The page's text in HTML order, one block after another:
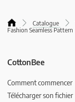
Catalogue
Fashion Seamless Pattern
CottonBee
Comment commencer
Télécharger son fichier